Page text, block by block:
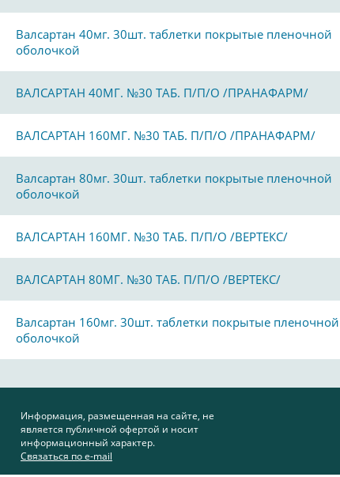
Валсартан 40мг. 30шт. таблетки покрытые пленочной
оболочкой
ВАЛСАРТАН 40МГ. №30 ТАБ. П/П/О /ПРАНАФАРМ/
ВАЛСАРТАН 160МГ. №30 ТАБ. П/П/О /ПРАНАФАРМ/
Валсартан 80мг. 30шт. таблетки покрытые пленочной
оболочкой
ВАЛСАРТАН 160МГ. №30 ТАБ. П/П/О /ВЕРТЕКС/
ВАЛСАРТАН 80МГ. №30 ТАБ. П/П/О /ВЕРТЕКС/
Валсартан 160мг. 30шт. таблетки покрытые пленочной
оболочкой
Информация, размещенная на сайте, не
является публичной офертой и носит
информационный характер.
Связаться по e-mail